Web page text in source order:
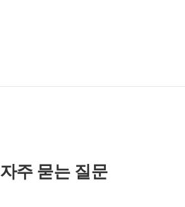
자주 묻는 질문